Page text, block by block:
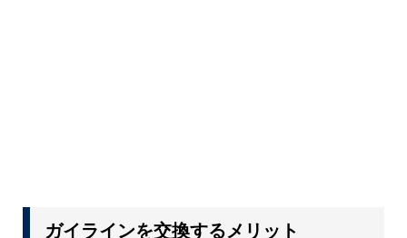
ガイラインを交換するメリット